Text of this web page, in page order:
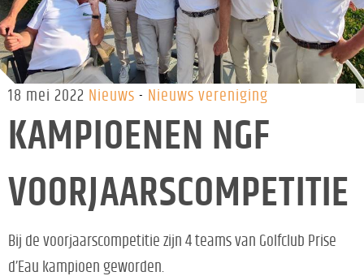
18 mei 2022 Nieuws Nieuws vereniging
KAMPIOENEN NGF
VOORJAARSCOMPETITIE
Bij de voorjaarscompetitie zijn 4 teams van Golfclub Prise
d’Eau kampioen geworden.